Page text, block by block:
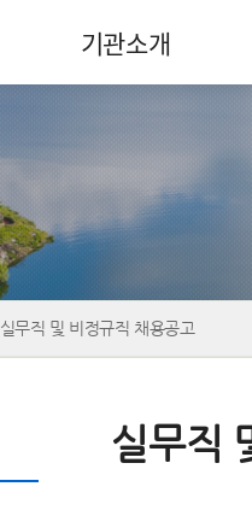
기관소개
실무직 및 비정규직 채용공고
실무직